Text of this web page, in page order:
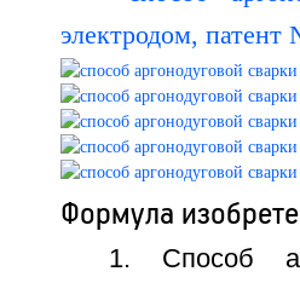
Формула
1. Способ